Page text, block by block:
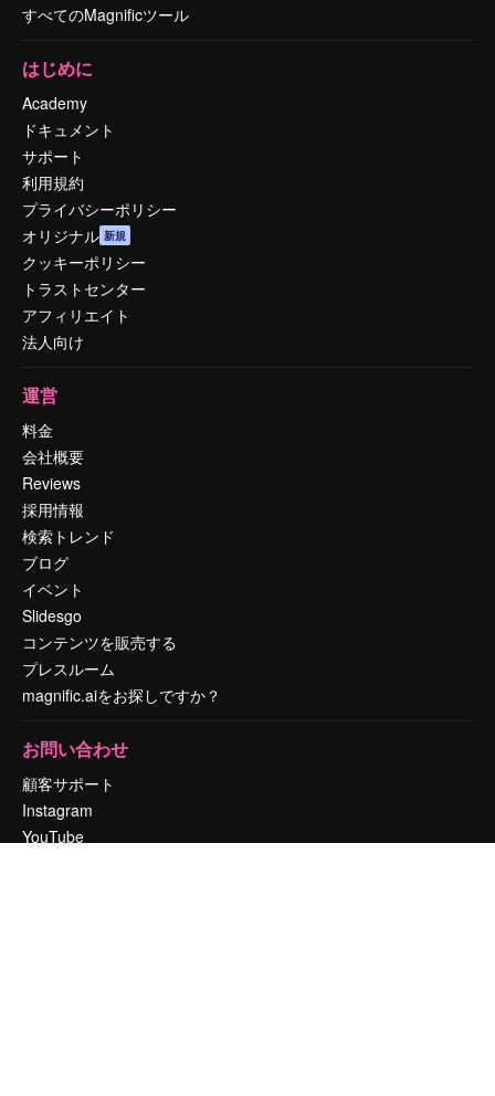
すべてのMagnificツール
はじめに
Academy
ドキュメント
サポート
利用規約
プライバシーポリシー
オリジナル 新規
クッキーポリシー
トラストセンター
アフィリエイト
法人向け
運営
料金
会社概要
Reviews
採用情報
検索トレンド
ブログ
イベント
Slidesgo
コンテンツを販売する
プレスルーム
magnific.aiをお探しですか？
お問い合わせ
顧客サポート
Instagram
YouTube